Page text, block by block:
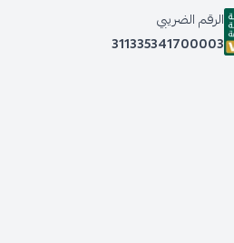
الرقم الضريبي
311335341700003